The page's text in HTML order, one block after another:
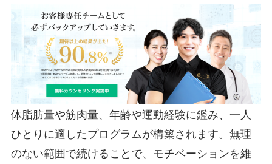
体脂肪量や筋肉量、年齢や運動経験に鑑み、一人
ひとりに適したプログラムが構築されます。無理
のない範囲で続けることで、モチベーションを維